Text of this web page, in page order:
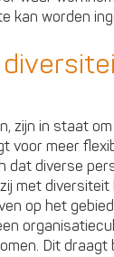
kan worden
zijn in staat
voor meer
dat diverse
met diversiteit
op het
Dit draagt